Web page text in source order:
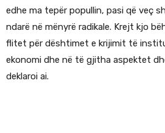
edhe ma tepër popullin, pasi që veç
ndarë në mënyrë radikale. Krejt kjo
flitet për dështimet e krijimit të
ekonomi dhe në të gjitha aspektet
deklaroi ai.